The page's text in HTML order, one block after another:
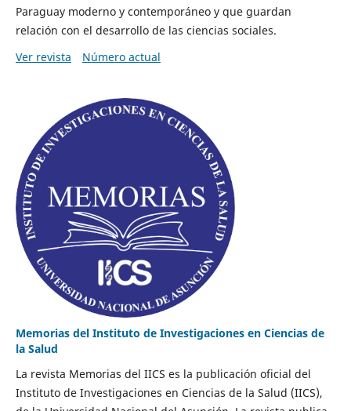
Paraguay moderno y contemporáneo y que guardan
relación con el desarrollo de las ciencias sociales.
Ver revista
Número actual
Memorias del Instituto de Investigaciones en Ciencias de
la Salud
La revista Memorias del IICS es la publicación oficial del
Instituto de Investigaciones en Ciencias de la Salud (IICS),